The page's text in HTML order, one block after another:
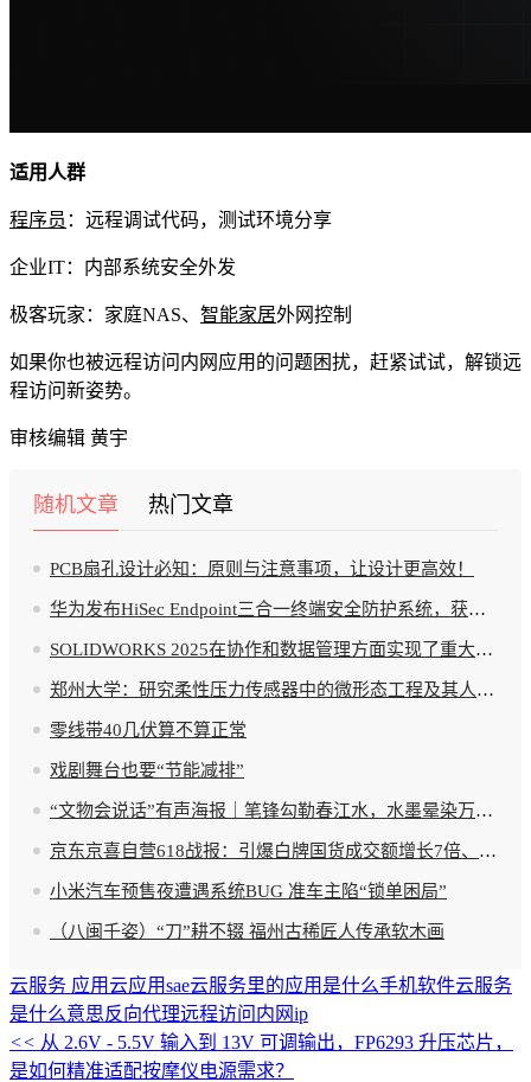
适用人群
程序员 ：远程调试代码，测试环境分享
企业IT：内部系统安全外发
极客玩家：家庭NAS、 智能家居外网控制
如果你也被远程访问内网应用的问题困扰，赶紧试试，解锁远
程访问新姿势。
审核编辑 黄宇
随机文章 热门文章
PCB扇孔设计必知：原则与注意事项，让设计更高效！
华为发布HiSec Endpoint三合一终端安全防护系统，获国际权威Tolly机构认证
SOLIDWORKS 2025在协作和数据管理方面实现了重大突破
郑州大学：研究柔性压力传感器中的微形态工程及其人工智能应用
零线带40几伏算不算正常
戏剧舞台也要“节能减排”
“文物会说话”有声海报｜笔锋勾勒春江水，水墨晕染万重山
京东京喜自营618战报：引爆白牌国货成交额增长7倍、订单量用户数增长3倍
小米汽车预售夜遭遇系统BUG 准车主陷“锁单困局”
（八闽千姿）“刀”耕不辍 福州古稀匠人传承软木画
云服务 应用云应用sae云服务里的应用是什么手机软件云服务
是什么意思反向代理远程访问 内网ip
<< 从 2.6V - 5.5V 输入到 13V 可调输出，FP6293 升压芯片，
是如何精准适配按摩仪电源需求？